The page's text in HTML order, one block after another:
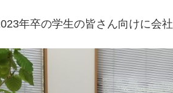
年卒の学生の皆さん向けに会